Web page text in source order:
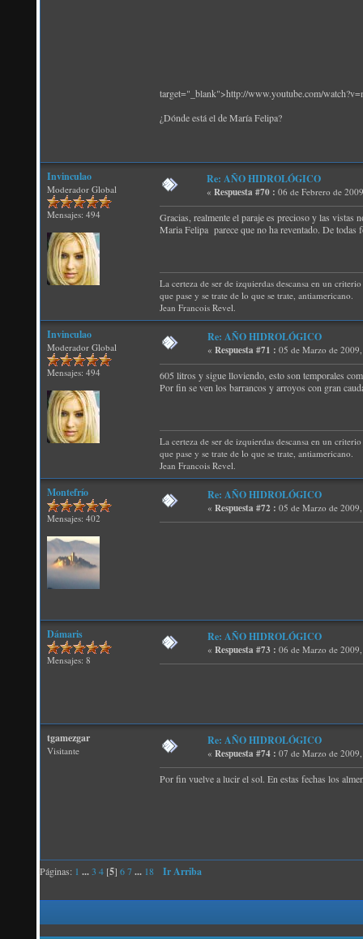
target="_blank">http://www.youtube.com/
¿Dónde está el de María Felipa?
Invinculao
Moderador Global
Mensajes: 494
Re: AÑO HIDROLÓGICO
« Respuesta #70 : 06 de Febrero de
Gracias, realmente el paraje es precioso y las vistas
Maria Felipa parece que no ha reventado. De todas
La certeza de ser de izquierdas descansa en un
que pase y se trate de lo que se trate, antiamericano.
Jean Francois Revel.
Invinculao
Moderador Global
Mensajes: 494
Re: AÑO HIDROLÓGICO
« Respuesta #71 : 05 de Marzo de
605 litros y sigue lloviendo, esto son temporales
Por fin se ven los barrancos y arroyos con gran
La certeza de ser de izquierdas descansa en un
que pase y se trate de lo que se trate, antiamericano.
Jean Francois Revel.
Montefrío
Mensajes: 402
Re: AÑO HIDROLÓGICO
« Respuesta #72 : 05 de Marzo de
Dámaris
Mensajes: 8
Re: AÑO HIDROLÓGICO
« Respuesta #73 : 06 de Marzo de
tgamezgar
Visitante
Re: AÑO HIDROLÓGICO
« Respuesta #74 : 07 de Marzo de
Por fin vuelve a lucir el sol. En estas fechas los
Páginas: 1 ...3 4 [5] 67... 18 Ir Arriba